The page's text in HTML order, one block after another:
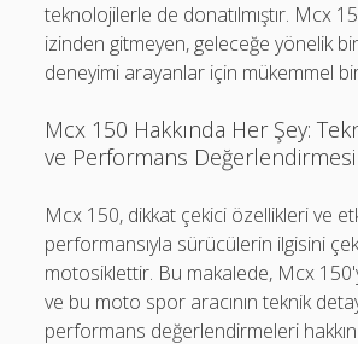
teknolojilerle de donatılmıştır. Mcx
izinden gitmeyen, geleceğe yönelik
deneyimi arayanlar için mükemmel
Mcx 150 Hakkında Her Şey:
ve Performans Değerlendirmesi
Mcx 150, dikkat çekici özellikleri ve
performansıyla sürücülerin ilgisini
motosiklettir. Bu makalede, Mcx
ve bu moto spor aracının teknik
performans değerlendirmeleri